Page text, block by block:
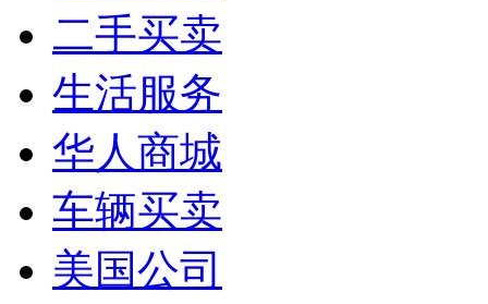
二手买卖
生活服务
华人商城
车辆买卖
美国公司